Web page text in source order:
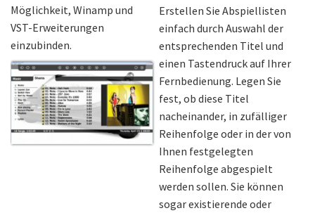
Möglichkeit, Winamp und
VST-Erweiterungen
einzubinden.
Erstellen Sie Abspiellisten
einfach durch Auswahl der
entsprechenden Titel und
einen Tastendruck auf Ihrer
Fernbedienung. Legen Sie
fest, ob diese Titel
nacheinander, in zufälliger
Reihenfolge oder in der von
Ihnen festgelegten
Reihenfolge abgespielt
werden sollen. Sie können
sogar existierende oder